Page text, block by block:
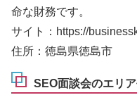
命な財務です。
サイト：https://
住所：徳島県徳島市
SEO面談会のエリ